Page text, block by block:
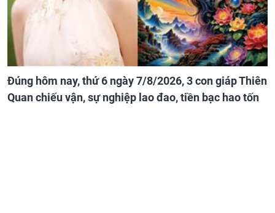
Đúng hôm nay, thứ 6 ngày 7/8/2026, 3 con giáp Thiên
Quan chiếu vận, sự nghiệp lao đao, tiền bạc hao tốn